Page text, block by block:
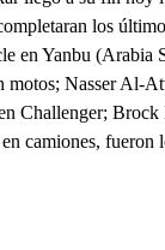
los
en Yanbu (Arabia
motos; Nasser Al-
Challenger; Brock
camiones, fueron